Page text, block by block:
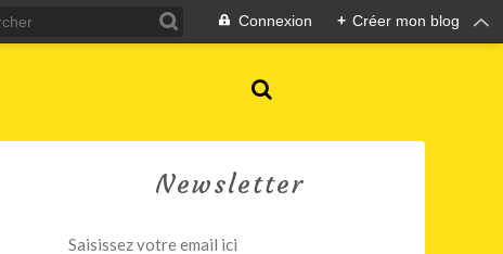
Connexion + Créer mon blog
Newsletter